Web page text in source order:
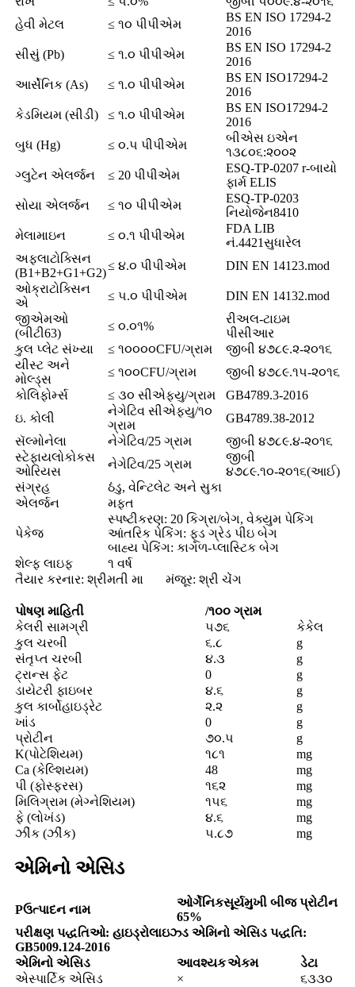
હેવી મેટલ
≤ ૧૦ પીપીએમ
BS EN ISO 17294-2
2016
સીસું (Pb)
≤ ૧.૦ પીપીએમ
BS EN ISO 17294-2
2016
આર્સેનિક (As)
≤ ૧.૦ પીપીએમ
BS EN ISO17294-2
2016
કેડમિયમ (સીડી)
≤ ૧.૦ પીપીએમ
BS EN ISO17294-2
2016
બુધ (Hg)
≤ ૦.૫ પીપીએમ
બીએસ ઇએન
૧૩૮૦૬:૨૦૦૨
ગ્લુટેન એલર્જન
≤ 20 પીપીએમ
ESQ-TP-0207 r-બાયો
ફાર્મ ELIS
સોયા એલર્જન
≤ ૧૦ પીપીએમ
ESQ-TP-0203
નિયોજેન8410
મેલામાઇન
≤ ૦.૧ પીપીએમ
FDA LIB
નં.4421સુધારેલ
અફલાટોક્સિન
(B1+B2+G1+G2)
≤ ૪.૦ પીપીએમ
DIN EN 14123.mod
ઓક્રાટોક્સિન
એ
≤ ૫.૦ પીપીએમ
DIN EN 14132.mod
જીએમઓ
(બીટી63)
≤ ૦.૦૧%
રીઅલ-ટાઇમ
પીસીઆર
કુલ પ્લેટ સંખ્યા
≤ ૧૦૦૦૦CFU/ગ્રામ
જીબી ૪૭૮૯.૨-૨૦૧૬
યીસ્ટ અને
મોલ્ડ્સ
≤ ૧૦૦CFU/ગ્રામ
જીબી ૪૭૮૯.૧૫-૨૦૧૬
કોલિફોર્મ્સ
≤ ૩૦ સીએફયુ/ગ્રામ
GB4789.3-2016
ઇ. કોલી
નેગેટિવ સીએફયુ/૧૦
ગ્રામ
GB4789.38-2012
સૅલ્મોનેલા
નેગેટિવ/25 ગ્રામ
જીબી ૪૭૮૯.૪-૨૦૧૬
સ્ટેફાયલોકોકસ
ઓરિયસ
નેગેટિવ/25 ગ્રામ
જીબી
૪૭૮૯.૧૦-૨૦૧૬(આઈ)
સંગ્રહ
ઠંડુ, વેન્ટિલેટ અને સુકા
એલર્જન
મફત
પેકેજ
સ્પષ્ટીકરણ: 20 કિગ્રા/બેગ, વેક્યુમ પેકિંગ
આંતરિક પેકિંગ: ફૂડ ગ્રેડ પીઇ બેગ
બાહ્ય પેકિંગ: કાગળ-પ્લાસ્ટિક બેગ
શેલ્ફ લાઇફ
૧ વર્ષ
તૈયાર કરનાર: શ્રીમતી મા
મંજૂર: શ્રી ચેંગ
પોષણ માહિતી
/૧૦૦ ગ્રામ
કેલરી સામગ્રી
૫૭૬
કેકેલ
કુલ ચરબી
૬.૮
g
સંતૃપ્ત ચરબી
૪.૩
g
ટ્રાન્સ ફેટ
0
g
ડાયેટરી ફાઇબર
૪.૬
g
કુલ કાર્બોહાઇડ્રેટ
૨.૨
g
ખાંડ
0
g
પ્રોટીન
૭૦.૫
g
K(પોટેશિયમ)
૧૮૧
mg
Ca (કેલ્શિયમ)
48
mg
પી (ફોસ્ફરસ)
૧૬૨
mg
મિલિગ્રામ (મેગ્નેશિયમ)
૧૫૬
mg
ફે (લોખંડ)
૪.૬
mg
ઝીંક (ઝીંક)
૫.૮૭ mg
એમિનો એસિડ
Pઉત્પાદન નામ
ઓર્ગેનિકસૂર્યમુખી બીજ પ્રોટીન
65%
પરીક્ષણ પદ્ધતિઓ: હાઇડ્રોલાઇઝ્ડ એમિનો એસિડ પદ્ધતિ:
GB5009.124-2016
એમિનો એસિડ
આવશ્યકએકમ
ડેટા
એસ્પાર્ટિક એસિડ
×
૬૩૩૦